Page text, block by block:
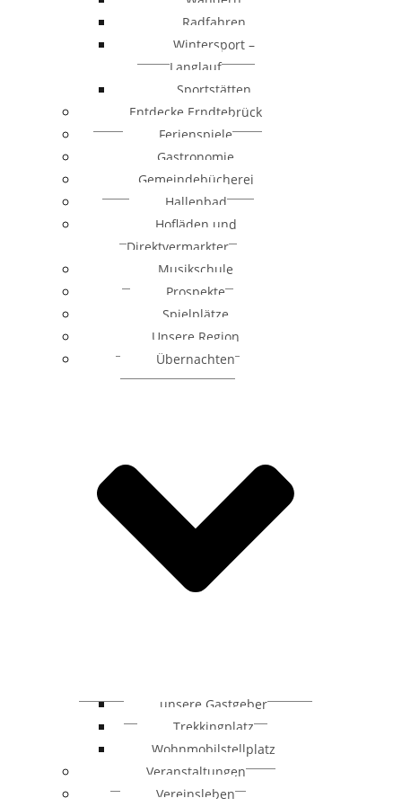
Radfahren
Wintersport –
Langlauf
Sportstätten
Entdecke Erndtebrück
Ferienspiele
Gastronomie
Gemeindebücherei
Hallenbad
Hofläden und
Direktvermarkter
Musikschule
Prospekte
Spielplätze
Unsere Region
Übernachten
unsere Gastgeber
Trekkingplatz
Wohnmobilstellplatz
Veranstaltungen
Vereinsleben